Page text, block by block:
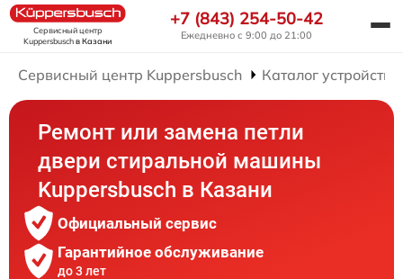
Сервисный центр
Kuppersbuschв Казани
+7 (843) 254-50-42
Ежедневно с 9:00 до 21:00
Сервисный центр Kuppersbusch Каталог устройств
Ремонт или замена петли
двери стиральной машины
Kuppersbusch в Казани
Официальный сервис
Гарантийное обслуживание
до 3 лет